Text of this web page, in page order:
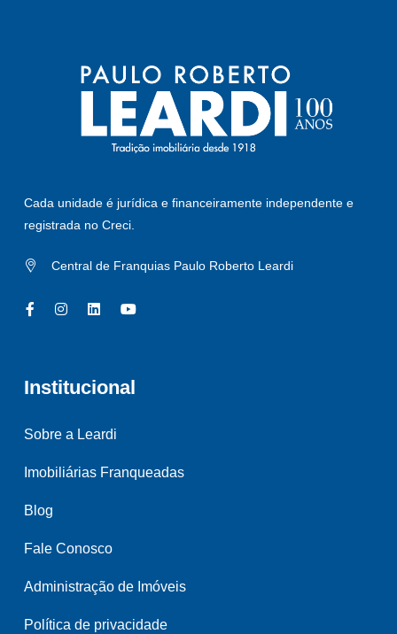
Cada unidade é jurídica e financeiramente independente e
registrada no Creci.
Central de Franquias Paulo Roberto Leardi
Institucional
Sobre a Leardi
Imobiliárias Franqueadas
Blog
Fale Conosco
Administração de Imóveis
Política de privacidade